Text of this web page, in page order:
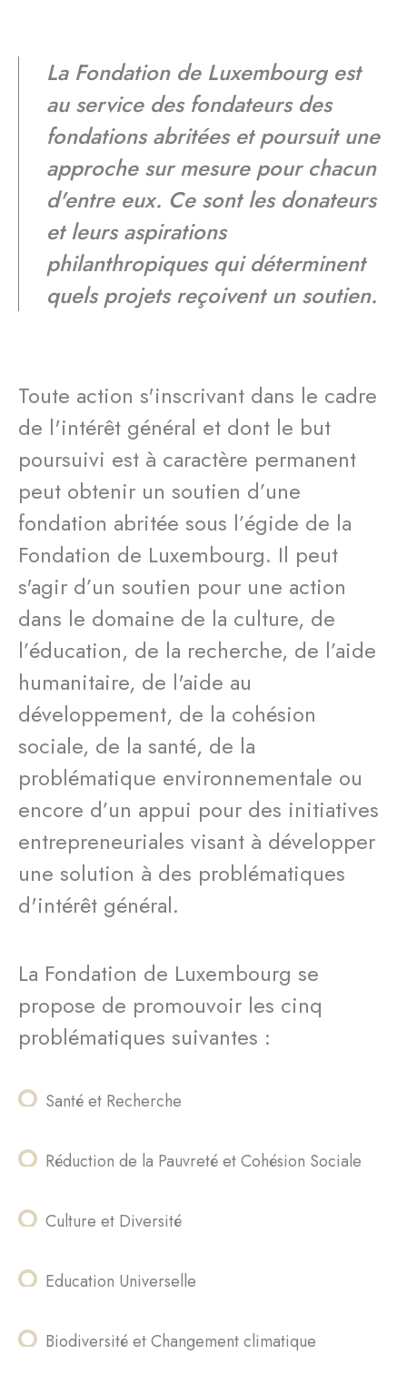
La Fondation de Luxembourg est
au service des fondateurs des
fondations abritées et poursuit une
approche sur mesure pour chacun
d'entre eux. Ce sont les donateurs
et leurs aspirations
philanthropiques qui déterminent
quels projets reçoivent un soutien.
Toute action s'inscrivant dans le cadre
de l'intérêt général et dont le but
poursuivi est à caractère permanent
peut obtenir un soutien d’une
fondation abritée sous l’égide de la
Fondation de Luxembourg. Il peut
s'agir d’un soutien pour une action
dans le domaine de la culture, de
l’éducation, de la recherche, de l’aide
humanitaire, de l'aide au
développement, de la cohésion
sociale, de la santé, de la
problématique environnementale ou
encore d’un appui pour des initiatives
entrepreneuriales visant à développer
une solution à des problématiques
d'intérêt général.
La Fondation de Luxembourg se
propose de promouvoir les cinq
problématiques suivantes :
Santé et Recherche
Réduction de la Pauvreté et Cohésion Sociale
Culture et Diversité
Education Universelle
Biodiversité et Changement climatique